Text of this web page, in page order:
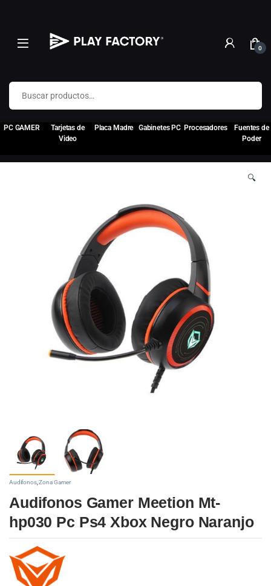
0
Buscar por:
PC GAMER
Tarjetas de
Video
Placa Madre Gabinetes PC Procesadores
Fuentes de
Poder
🔍
Audifonos,Zona Gamer
Audifonos Gamer Meetion Mt-
hp030 Pc Ps4 Xbox Negro Naranjo